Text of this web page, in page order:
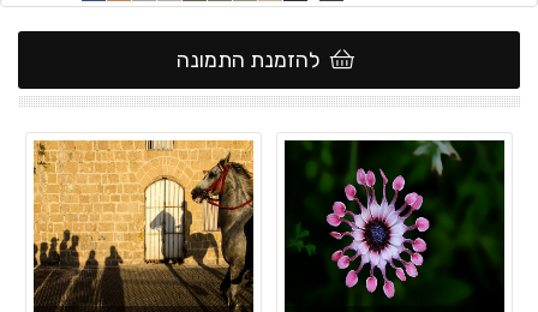
להזמנת התמונה